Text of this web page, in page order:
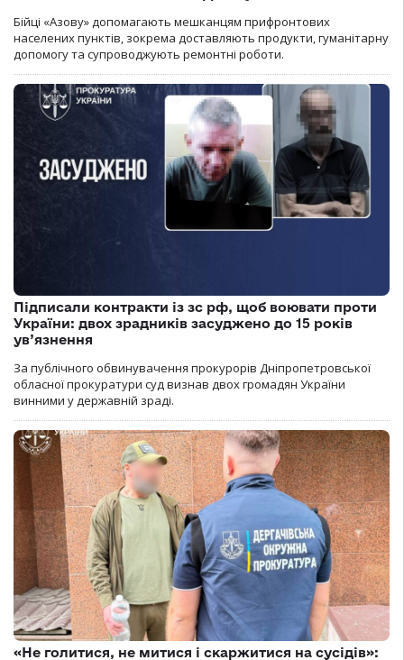
Бійці «Азову» допомагають мешканцям прифронтових
населених пунктів, зокрема доставляють продукти, гуманітарну
допомогу та супроводжують ремонтні роботи.
Підписали контракти із зс рф, щоб воювати проти
України: двох зрадників засуджено до 15 років
ув’язнення
За публічного обвинувачення прокурорів Дніпропетровської
обласної прокуратури суд визнав двох громадян України
винними у державній зраді.
«Не голитися, не митися і скаржитися на сусідів»: